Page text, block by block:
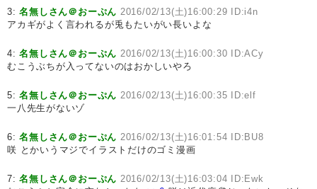
3:名無しさん＠おーぷん 2016/02/13(土)16:00:29 ID:i4n
アカギがよく言われるが兎もたいがい長いよな
4:名無しさん＠おーぷん 2016/02/13(土)16:00:30 ID:ACy
むこうぶちが入ってないのはおかしいやろ
5:名無しさん＠おーぷん 2016/02/13(土)16:00:35 ID:elf
一八先生がないゾ
6:名無しさん＠おーぷん 2016/02/13(土)16:01:54 ID:BU8
咲 とかいうマジでイラストだけのゴミ漫画
7:名無しさん＠おーぷん 2016/02/13(土)16:03:04 ID:Ewk